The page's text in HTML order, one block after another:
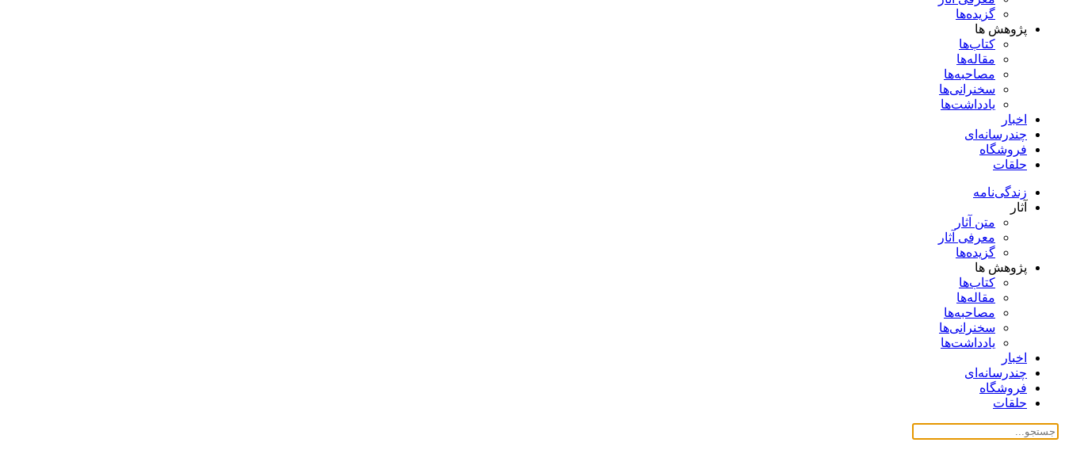
گزیده‌ها
پژوهش ها
کتاب‌ها
مقاله‌ها
مصاحبه‌ها
سخنرانی‌ها
یادداشت‌ها
اخبار
چندرسانه‌ای
فروشگاه
حلقات
زندگی‌نامه
آثار
متن آثار
معرفی آثار
گزیده‌ها
پژوهش ها
کتاب‌ها
مقاله‌ها
مصاحبه‌ها
سخنرانی‌ها
یادداشت‌ها
اخبار
چندرسانه‌ای
فروشگاه
حلقات